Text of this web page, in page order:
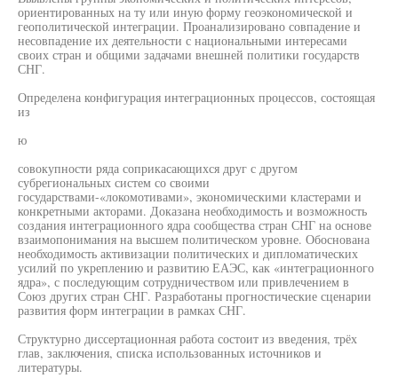
ориентированных на ту или иную форму геоэкономической и
геополитической интеграции. Проанализировано совпадение и
несовпадение их деятельности с национальными интересами
своих стран и общими задачами внешней политики государств
СНГ.
Определена конфигурация интеграционных процессов, состоящая
из
ю
совокупности ряда соприкасающихся друг с другом
субрегиональных систем со своими
государствами-«локомотивами», экономическими кластерами и
конкретными акторами. Доказана необходимость и возможность
создания интеграционного ядра сообщества стран СНГ на основе
взаимопонимания на высшем политическом уровне. Обоснована
необходимость активизации политических и дипломатических
усилий по укреплению и развитию ЕАЭС, как «интеграционного
ядра», с последующим сотрудничеством или привлечением в
Союз других стран СНГ. Разработаны прогностические сценарии
развития форм интеграции в рамках СНГ.
Структурно диссертационная работа состоит из введения, трёх
глав, заключения, списка использованных источников и
литературы.